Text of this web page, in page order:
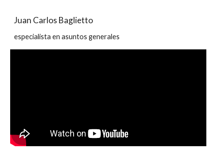
Juan Carlos Baglietto
especialista en asuntos generales